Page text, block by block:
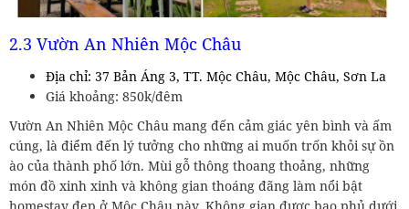
2.3 Vườn An Nhiên Mộc Châu
Địa chỉ: 37 Bản Áng 3, TT. Mộc Châu, Mộc Châu, Sơn La
Giá khoảng: 850k/đêm
Vườn An Nhiên Mộc Châu mang đến cảm giác yên bình và ấm
cúng, là điểm đến lý tưởng cho những ai muốn trốn khỏi sự ồn
ào của thành phố lớn. Mùi gỗ thông thoang thoảng, những
món đồ xinh xinh và không gian thoáng đãng làm nổi bật
homestay đẹp ở Mộc Châu này. Không gian được bao phủ dưới